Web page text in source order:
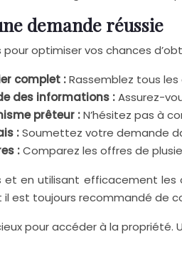
demande réussie
optimiser vos chances
complet :Rassemblez tous
des informations :Assurez-
prêteur :N’hésitez pas à
:Soumettez votre demande
:Comparez les offres de
et en utilisant efficacement les
est toujours recommandé de
pour accéder à la